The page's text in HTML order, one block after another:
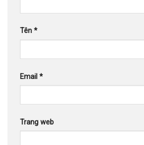
Tên *
Email *
Trang web